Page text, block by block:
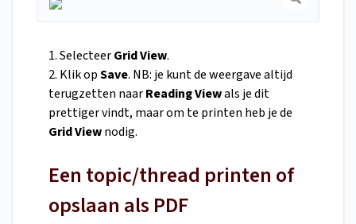
1. SelecteerGrid View.
2. Klik opSave. NB: je kunt de weergave altijd
terugzetten naarReading Viewals je dit
prettiger vindt, maar om te printen heb je de
Grid Viewnodig.
Een topic/thread printen of
opslaan als PDF